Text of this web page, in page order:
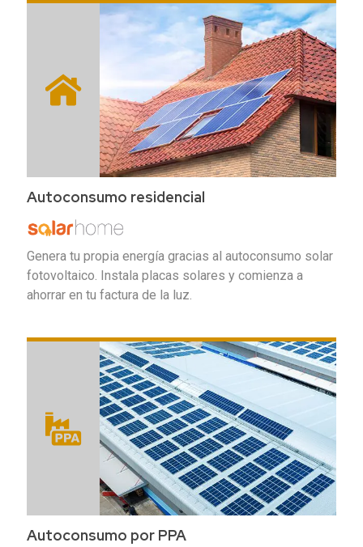
Autoconsumo residencial
Genera tu propia energía gracias al autoconsumo solar
fotovoltaico. Instala placas solares y comienza a
ahorrar en tu factura de la luz.
Autoconsumo por PPA